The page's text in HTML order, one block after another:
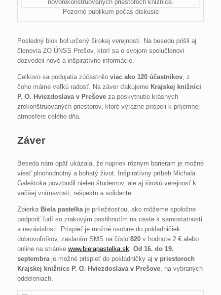
Pozorné publikum počas diskusie
Posledný blok bol určený širokej verejnosti. Na besedu prišli aj
členovia ZO ÚNSS Prešov, ktorí sa o svojom spolučlenovi
dozvedeli nové a inšpiratívne informácie.
Celkovo sa podujatia zúčastnilo viac ako 120 účastníkov, z
čoho máme veľkú radosť. Na záver ďakujeme Krajskej knižnici
P. O. Hviezdoslava v Prešove za poskytnutie krásnych
zrekonštruovaných priestorov, ktoré výrazne prispeli k príjemnej
atmosfére celého dňa.
Záver
Beseda nám opäť ukázala, že napriek rôznym bariéram je možné
viesť plnohodnotný a bohatý život. Inšpiratívny príbeh Michala
Galeštoka povzbudil nielen študentov, ale aj širokú verejnosť k
väčšej vnímavosti, rešpektu a solidarite.
Zbierka Biela pastelka je príležitosťou, ako môžeme spoločne
podporiť ľudí so zrakovým postihnutím na ceste k samostatnosti
a nezávislosti. Prispieť je možné osobne do pokladničiek
dobrovoľníkov, zaslaním SMS na číslo 820 v hodnote 2 € alebo
online na stránke www.bielapastelka.sk Od 16. do 19.
septembra je možné prispieť do pokladničky aj v priestoroch
Krajskej knižnice P. O. Hviezdoslava v Prešove , na vybraných
oddeleniach.